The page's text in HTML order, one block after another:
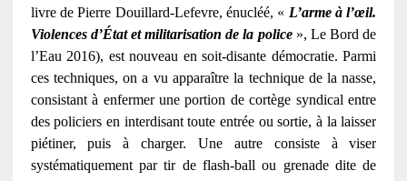
livre de Pierre Douillard-Lefevre, énucléé, « L’arme à l’œil.
Violences d’État et militarisation de la police», Le Bord de
l’Eau 2016), est nouveau en soit-disante démocratie. Parmi
ces techniques, on a vu apparaître la technique de la nasse,
consistant à enfermer une portion de cortège syndical entre
des policiers en interdisant toute entrée ou sortie, à la laisser
piétiner, puis à charger. Une autre consiste à viser
systématiquement par tir de flash-ball ou grenade dite de